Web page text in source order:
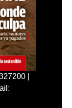
|